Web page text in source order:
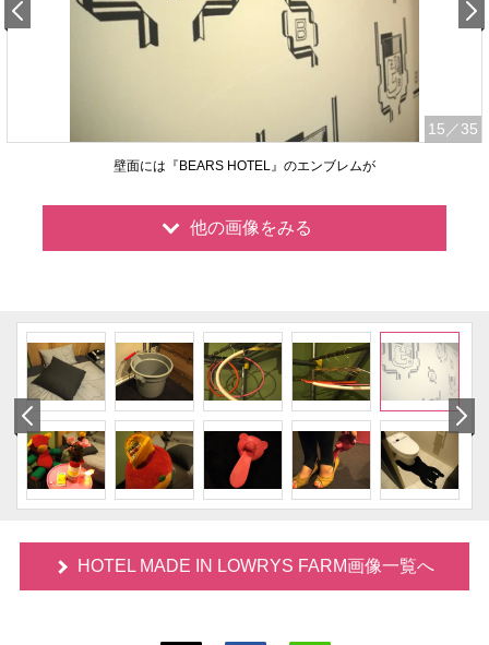
15 ／35
壁面には『BEARS HOTEL』のエンブレムが
他の画像をみる
HOTEL MADE IN LOWRYS FARM画像一覧へ